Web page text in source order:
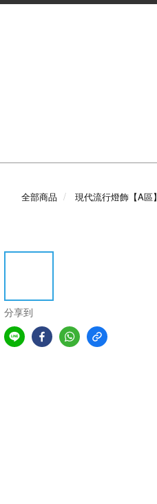
全部商品 現代流行燈飾【A區】
分享到